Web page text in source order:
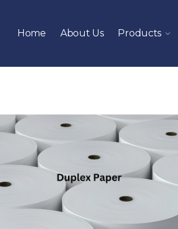
Home About Us Products